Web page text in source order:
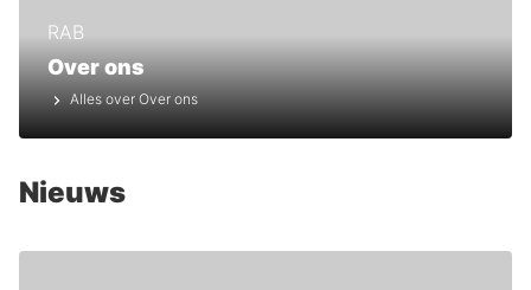
Over ons
RAB
Alles over Over ons
Nieuws